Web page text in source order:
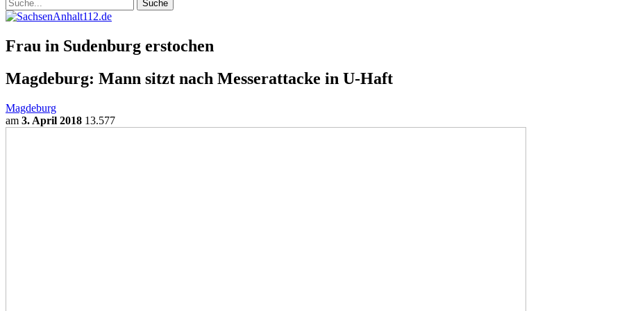
Frau in Sudenburg erstochen
Magdeburg: Mann sitzt nach Messerattacke in U-Haft
Magdeburg
am 3. April 2018 13.577